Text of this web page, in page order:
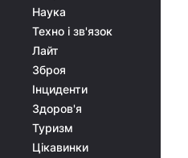
Наука
Техно і зв'язок
Лайт
Зброя
Інциденти
Здоров'я
Туризм
Цікавинки